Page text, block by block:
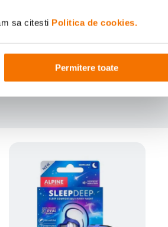
sa citesti Politica de cookies.
Permitere toate